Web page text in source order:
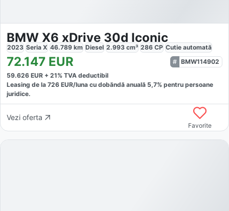
BMW X6 xDrive 30d Iconic
2023 Seria X 46.789 km Diesel 2.993 cm³ 286 CP Cutie automată
72.147 EUR
BMW114902
59.626 EUR + 21% TVA deductibil
Leasing de la 726 EUR/luna cu dobăndă anuală 5,7% pentru persoane
juridice.
Vezi oferta
Favorite